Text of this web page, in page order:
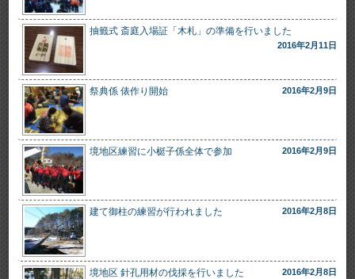
抽籤式 斎庭入場証「木札」の準備を行いました
2016年2月11日
祭典係 俵作り開始 2016年2月9日
境地区練習に小梃子係全体で参加 2016年2月9日
建て御柱の練習が行われました 2016年2月8日
境地区 針孔用材の伐採を行いました 2016年2月8日